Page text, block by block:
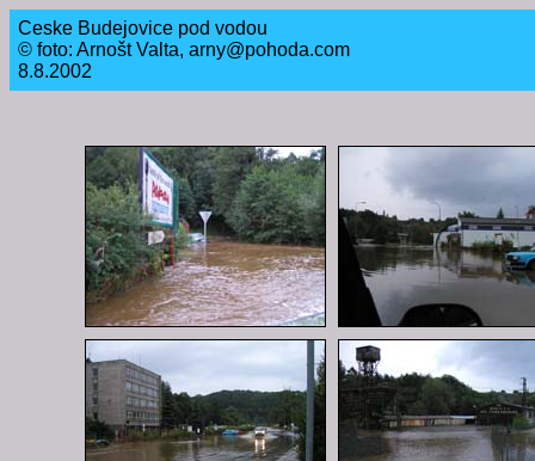
Ceske Budejovice pod vodou
© foto: Arnošt Valta, arny@pohoda.com
8.8.2002